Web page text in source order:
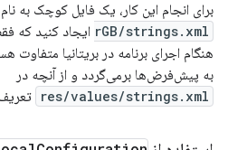
برای انجام این کار، یک فایل کوچک به نام
rGB/strings.xml ایجاد کنید که
هنگام اجرای برنامه در بریتانیا متفاوت
به پیش‌فرض‌ها برمی‌گردد و از آنچه در
res/values/strings.xml